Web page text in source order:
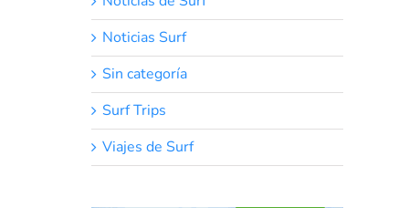
Noticias Surf
Sin categoría
Surf Trips
Viajes de Surf